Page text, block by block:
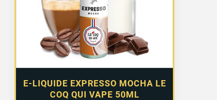
E-LIQUIDE EXPRESSO MOCHA LE
COQ QUI VAPE 50ML